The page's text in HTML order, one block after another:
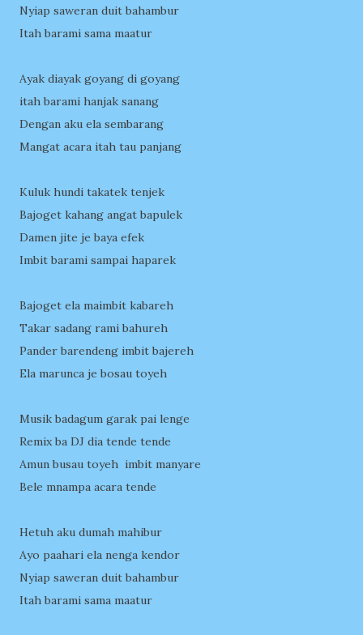
Nyiap saweran duit bahambur
Itah barami sama maatur
Ayak diayak goyang di goyang
itah barami hanjak sanang
Dengan aku ela sembarang
Mangat acara itah tau panjang
Kuluk hundi takatek tenjek
Bajoget kahang angat bapulek
Damen jite je baya efek
Imbit barami sampai haparek
Bajoget ela maimbit kabareh
Takar sadang rami bahureh
Pander barendeng imbit bajereh
Ela marunca je bosau toyeh
Musik badagum garak pai lenge
Remix ba DJ dia tende tende
Amun busau toyeh imbit manyare
Bele mnampa acara tende
Hetuh aku dumah mahibur
Ayo paahari ela nenga kendor
Nyiap saweran duit bahambur
Itah barami sama maatur